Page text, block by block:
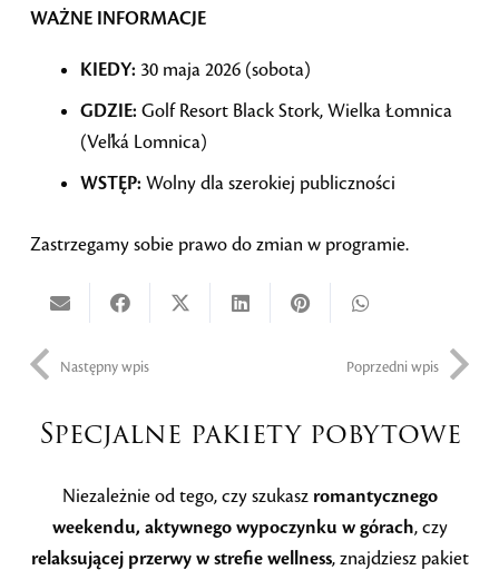
WAŻNE INFORMACJE
KIEDY: 30 maja 2026 (sobota)
GDZIE: Golf Resort Black Stork, Wielka Łomnica
(Veľká Lomnica)
WSTĘP: Wolny dla szerokiej publiczności
Zastrzegamy sobie prawo do zmian w programie.
Następny wpis Poprzedni wpis
Specjalne pakiety pobytowe
Niezależnie od tego, czy szukasz romantycznego
weekendu, aktywnego wypoczynku w górach, czy
relaksującej przerwy w strefie wellness, znajdziesz pakiet